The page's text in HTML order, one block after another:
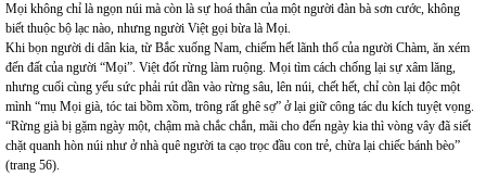
Mọi không chỉ là ngọn núi mà còn là sự hoá thân của một người đàn bà sơn cước, không
biết thuộc bộ lạc nào, nhưng người Việt gọi bừa là Mọi.
Khi bọn người di dân kia, từ Bắc xuống Nam, chiếm hết lãnh thổ của người Chàm, ăn xém
đến đất của người “Mọi”. Việt đốt rừng làm ruộng. Mọi tìm cách chống lại sự xâm lăng,
nhưng cuối cùng yếu sức phải rút dần vào rừng sâu, lên núi, chết hết, chỉ còn lại độc một
mình “mụ Mọi già, tóc tai bồm xồm, trông rất ghê sợ” ở lại giữ công tác du kích tuyệt vọng.
“Rừng già bị gặm ngày một, chậm mà chắc chắn, mãi cho đến ngày kia thì vòng vây đã siết
chặt quanh hòn núi như ở nhà quê người ta cạo trọc đầu con trẻ, chừa lại chiếc bánh bèo”
(trang 56).